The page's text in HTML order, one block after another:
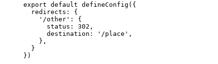
export default defineConfig ({
redirects: {
' /other ' : {
status: 302 ,
destination:
' /place ' ,
},
}
})